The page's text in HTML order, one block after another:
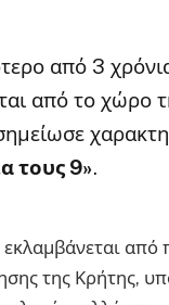
από 3
από το χώρο
τους 9».
από
της Κρήτης,